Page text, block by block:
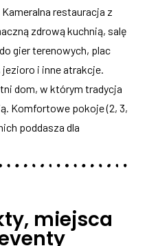
restauracja z
zdrową kuchnią, salę
gier terenowych, plac
i inne atrakcje.
dom, w którym tradycja
Komfortowe pokoje (2, 3,
poddasza dla
miejsca